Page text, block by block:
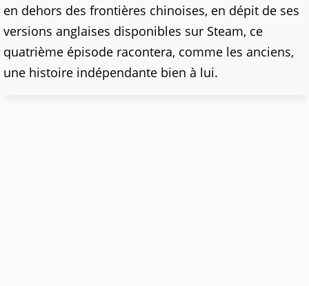
en dehors des frontières chinoises, en dépit de ses
versions anglaises disponibles sur Steam, ce
quatrième épisode racontera, comme les anciens,
une histoire indépendante bien à lui.